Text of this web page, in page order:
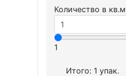
Количество в кв.м
1
Итого: 1 упак.